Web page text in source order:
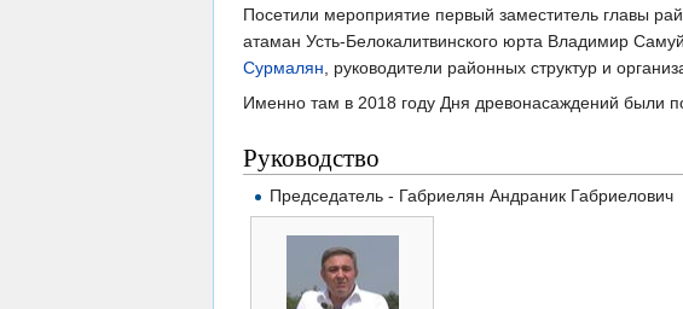
Посетили мероприятие первый заместитель главы
атаман Усть-Белокалитвинского юрта Владимир
Сурмалян, руководители районных структур и
Именно там в 2018 году Дня древонасаждений были
Руководство
Председатель - Габриелян Андраник Габриелович